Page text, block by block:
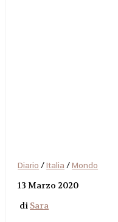
Diario /Italia /Mondo
13 Marzo 2020
di Sara